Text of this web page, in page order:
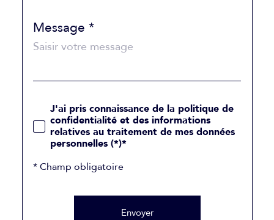
Message *
j'ai pris connaissance de la politique de
confidentialité et des informations
relatives au traitement de mes données
personnelles (*)*
* Champ obligatoire
Envoyer